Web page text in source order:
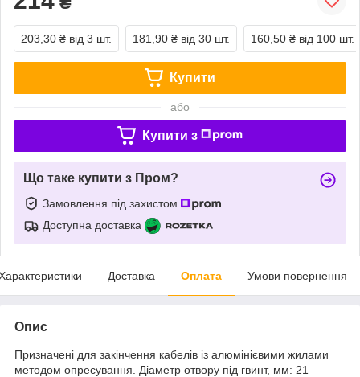
203,30 ₴ від 3 шт. 181,90 ₴ від 30 шт. 160,50 ₴ від 100 шт.
Купити
або
Купити з
Що таке купити з Пром?
Замовлення під захистом
Доступна доставка
Доставка Оплата Умови повернення
Опис
Призначені для закінчення кабелів із алюмінієвими жилами
методом опресування. Діаметр отвору під гвинт, мм: 21